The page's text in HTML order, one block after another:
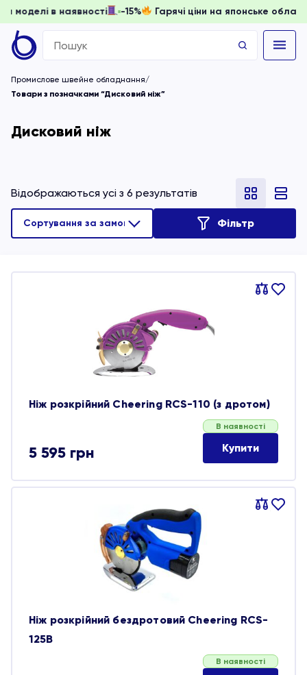
доки моделі в наявності -15% Гарячі ціни на японське
Search
for:
Промислове швейне обладнання
Товари з позначками “Дисковий ніж”
Дисковий ніж
Відображаються усі з 6 результатів
Фільтр
Порівняти
В
Ніж розкрійний Cheering RCS-110 (з дротом)
5 595 грн
В наявності
Купити
Порівняти
В
Ніж розкрійний бездротовий Cheering RCS-
125B
В наявності